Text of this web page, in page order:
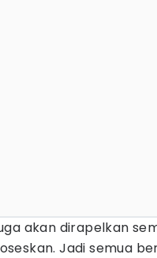
akan dirapelkan
Jadi semua